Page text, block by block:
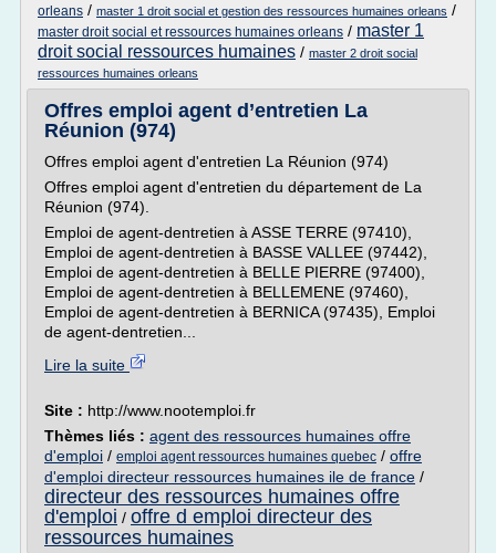
orleans / master 1 droit social et gestion des ressources humaines orleans /
master droit social et ressources humaines orleans / master 1
droit social ressources humaines / master 2 droit social
ressources humaines orleans
Offres emploi agent d’entretien La
Réunion (974)
Offres emploi agent d'entretien La Réunion (974)
Offres emploi agent d'entretien du département de La
Réunion (974).
Emploi de agent-dentretien à ASSE TERRE (97410),
Emploi de agent-dentretien à BASSE VALLEE (97442),
Emploi de agent-dentretien à BELLE PIERRE (97400),
Emploi de agent-dentretien à BELLEMENE (97460),
Emploi de agent-dentretien à BERNICA (97435), Emploi
de agent-dentretien...
Lire la suite
Site : http://www.nootemploi.fr
Thèmes liés : agent des ressources humaines offre
d'emploi / emploi agent ressources humaines quebec / offre
d'emploi directeur ressources humaines ile de france /
directeur des ressources humaines offre
d'emploi / offre d emploi directeur des
ressources humaines